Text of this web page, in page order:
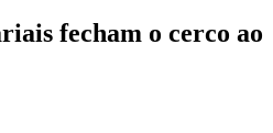
fecham o cerco ao